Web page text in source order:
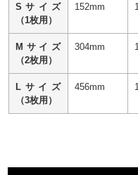
Sサイズ
（1枚用）
152mm
Mサイズ
（2枚用）
304mm
Lサイズ
（3枚用）
456mm